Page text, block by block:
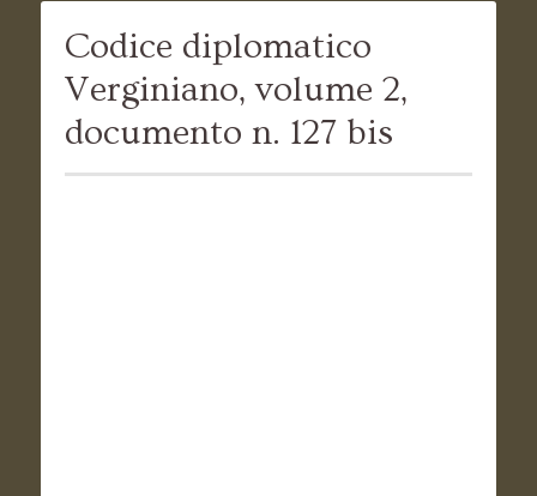
Codice diplomatico
Verginiano, volume 2,
documento n. 127 bis